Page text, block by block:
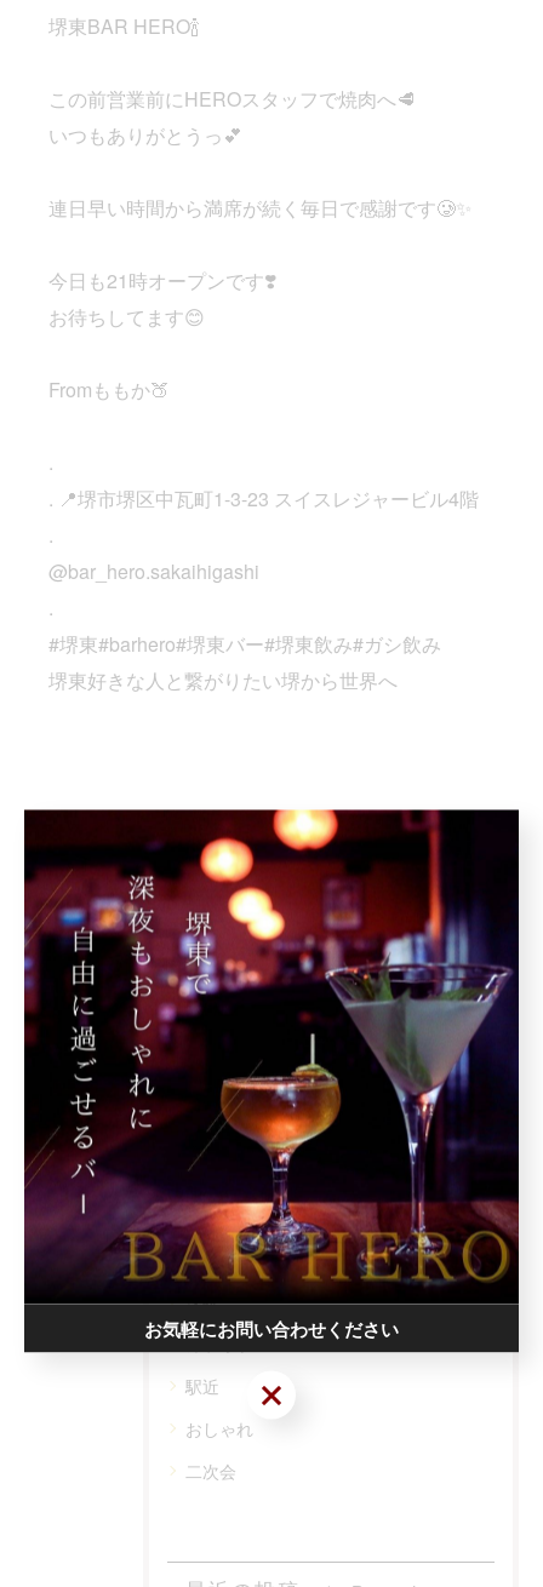
堺東BAR HERO🍾
この前営業前にHEROスタッフで焼肉へ🥩
いつもありがとうっ💕
連日早い時間から満席が続く毎日で感謝です🥲✨
今日も21時オープンです❣️
お待ちしてます😊
Fromももか🍑
.
. 📍堺市堺区中瓦町1-3-23 スイスレジャービル4階
.
@bar_hero.sakaihigashi
.
#堺東#barhero#堺東バー#堺東飲み#ガシ飲み
堺東好きな人と繋がりたい堺から世界へ
< 前のページ 一覧に戻る 次のページ >
関連タグ
#堺東
カテゴリー Categories
全てのカテゴリー
深夜
カラオケ
駅近
おしゃれ
二次会
お気軽にお問い合わせください
お気軽にお問い合わせください